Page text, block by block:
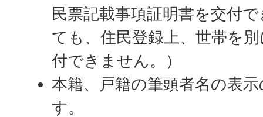
民票記載事項証明書を交付
ても、住民登録上、世帯を
付できません。）
本籍、戸籍の筆頭者名の表
す。